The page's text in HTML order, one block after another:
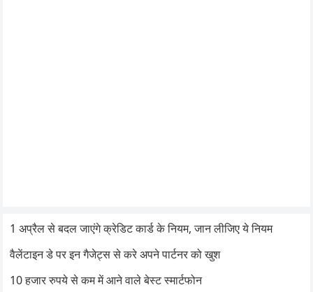
1 अप्रैल से बदल जाएंगे क्रेडिट कार्ड के नियम, जान लीजिए ये नियम
वैलेंटाइन डे पर इन गैजेट्स से करे अपने पार्टनर को खुश
10 हजार रुपये से कम में आने वाले बेस्ट स्मार्टफोन